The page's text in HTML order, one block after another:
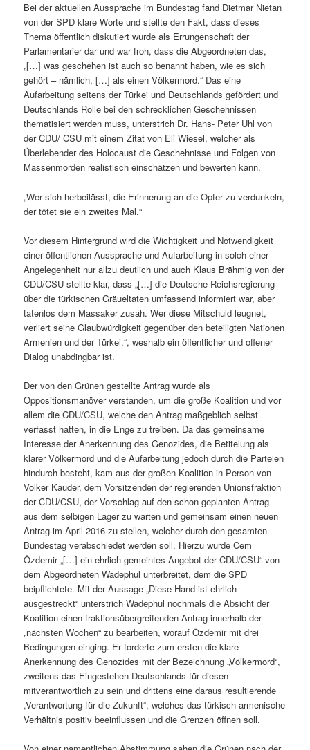
Bei der aktuellen Aussprache im Bundestag fand Dietmar Nietan
von der SPD klare Worte und stellte den Fakt, dass dieses
Thema öffentlich diskutiert wurde als Errungenschaft der
Parlamentarier dar und war froh, dass die Abgeordneten das,
„[…] was geschehen ist auch so benannt haben, wie es sich
gehört – nämlich, […] als einen Völkermord.“ Das eine
Aufarbeitung seitens der Türkei und Deutschlands gefördert und
Deutschlands Rolle bei den schrecklichen Geschehnissen
thematisiert werden muss, unterstrich Dr. Hans- Peter Uhl von
der CDU/ CSU mit einem Zitat von Eli Wiesel, welcher als
Überlebender des Holocaust die Geschehnisse und Folgen von
Massenmorden realistisch einschätzen und bewerten kann.
„Wer sich herbeilässt, die Erinnerung an die Opfer zu verdunkeln,
der tötet sie ein zweites Mal.“
Vor diesem Hintergrund wird die Wichtigkeit und Notwendigkeit
einer öffentlichen Aussprache und Aufarbeitung in solch einer
Angelegenheit nur allzu deutlich und auch Klaus Brähmig von der
CDU/CSU stellte klar, dass „[…] die Deutsche Reichsregierung
über die türkischen Gräueltaten umfassend informiert war, aber
tatenlos dem Massaker zusah. Wer diese Mitschuld leugnet,
verliert seine Glaubwürdigkeit gegenüber den beteiligten Nationen
Armenien und der Türkei.“, weshalb ein öffentlicher und offener
Dialog unabdingbar ist.
Der von den Grünen gestellte Antrag wurde als
Oppositionsmanöver verstanden, um die große Koalition und vor
allem die CDU/CSU, welche den Antrag maßgeblich selbst
verfasst hatten, in die Enge zu treiben. Da das gemeinsame
Interesse der Anerkennung des Genozides, die Betitelung als
klarer Völkermord und die Aufarbeitung jedoch durch die Parteien
hindurch besteht, kam aus der großen Koalition in Person von
Volker Kauder, dem Vorsitzenden der regierenden Unionsfraktion
der CDU/CSU, der Vorschlag auf den schon geplanten Antrag
aus dem selbigen Lager zu warten und gemeinsam einen neuen
Antrag im April 2016 zu stellen, welcher durch den gesamten
Bundestag verabschiedet werden soll. Hierzu wurde Cem
Özdemir „[…] ein ehrlich gemeintes Angebot der CDU/CSU“ von
dem Abgeordneten Wadephul unterbreitet, dem die SPD
beipflichtete. Mit der Aussage „Diese Hand ist ehrlich
ausgestreckt“ unterstrich Wadephul nochmals die Absicht der
Koalition einen fraktionsübergreifenden Antrag innerhalb der
„nächsten Wochen“ zu bearbeiten, worauf Özdemir mit drei
Bedingungen einging. Er forderte zum ersten die klare
Anerkennung des Genozides mit der Bezeichnung „Völkermord“,
zweitens das Eingestehen Deutschlands für diesen
mitverantwortlich zu sein und drittens eine daraus resultierende
„Verantwortung für die Zukunft“, welches das türkisch-armenische
Verhältnis positiv beeinflussen und die Grenzen öffnen soll.